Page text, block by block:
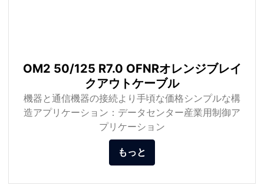
OM2 50/125 R7.0 OFNRオレンジブレイ
クアウトケーブル
機器と通信機器の接続より手頃な価格シンプルな構
造アプリケーション：データセンター産業用制御ア
プリケーション
もっと